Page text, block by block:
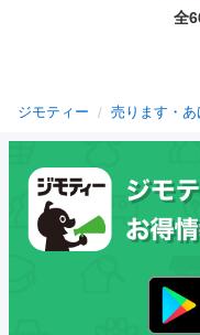
全
ジモティー 売ります・あ